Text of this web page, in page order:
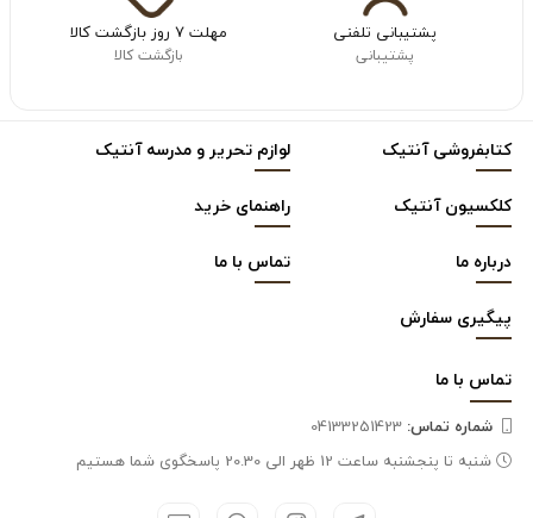
پشتیبانی تلفنی
پشتیبانی
مهلت ۷ روز بازگشت کالا
بازگشت کالا
کتابفروشی آنتیک
لوازم تحریر و مدرسه آنتیک
کلکسیون آنتیک
راهنمای خرید
درباره ما
تماس با ما
پیگیری سفارش
تماس با ما
شماره تماس‌:
شنبه تا پنجشنبه ساعت 12 ظهر الی 20.30 پاسخگوی شما هستیم